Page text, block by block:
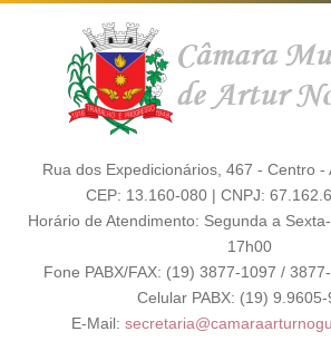
Rua dos Expedicionários, 467 - Centro -
CEP: 13.160-080 | CNPJ:
Horário de Atendimento: Segunda a
17h00
Fone PABX/FAX: (19) 3877-1097 /
Celular PABX: (19) 9.9605-
E-Mail: